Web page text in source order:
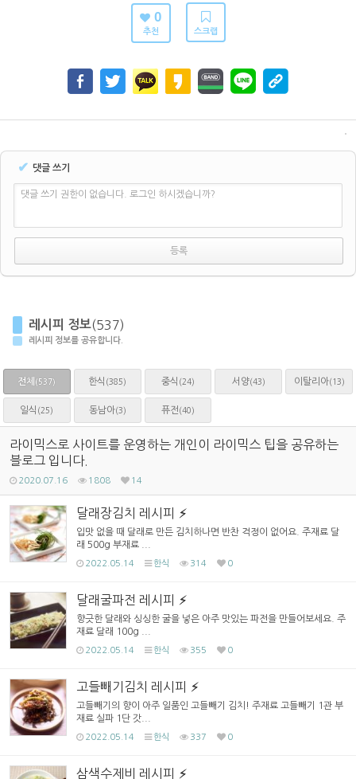
0
추천 스크랩
✔ 댓글 쓰기
댓글 쓰기 권한이 없습니다. 로그인 하시겠습니까?
레시피 정보(537)
레시피 정보를 공유합니다.
전체 (537) 한식 (385) 중식 (24) 서양(43) 이탈리아(13)
일식 (25) 동남아(3) 퓨전 (40)
라이믹스로 사이트를 운영하는 개인이 라이믹스 팁을 공유하는
블로그 입니다.
2020.07.16 1808 14
달래장김치 레시피
입맛 없을 때 달래로 만든 김치하나면 반찬 걱정이 없어요. 주재료 달
래 500g 부재료 ...
2022.05.14 한식 314 0
달래굴파전 레시피
향긋한 달래와 싱싱한 굴을 넣은 아주 맛있는 파전을 만들어보세요. 주
재료 달래 100g ...
2022.05.14 한식 355 0
고들빼기김치 레시피
고들빼기의 향이 아주 일품인 고들빼기 김치! 주재료 고들빼기 1관 부
재료 실파 1단 갓...
2022.05.14 한식 337 0
삼색수제비 레시피